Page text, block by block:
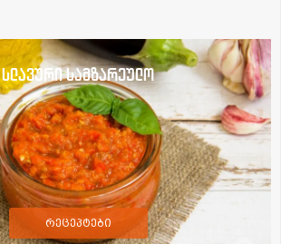
სლავური სამზარეულო
რეცეპტები